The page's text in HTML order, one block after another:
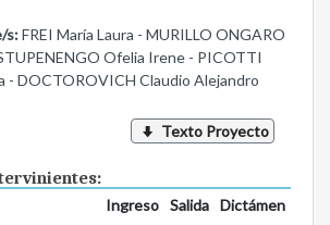
s:FREI María Laura - MURILLO ONGARO
Ofelia Irene - PICOTTI
- DOCTOROVICH Claudio Alejandro
Texto Proyecto
Ingreso Salida
Dictámen